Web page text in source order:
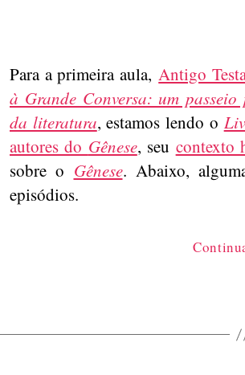
Para a primeira aula,Antigo
à Grande Conversa: um
da literatura, estamos lendo o
autores do Gênese, seu contexto
sobre o Gênese. Abaixo,
episódios.